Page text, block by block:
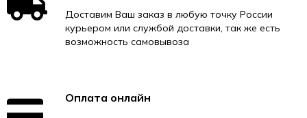
Доставим Ваш заказ в любую точку России
курьером или службой доставки, так же есть
возможность самовывоза
Оплата онлайн